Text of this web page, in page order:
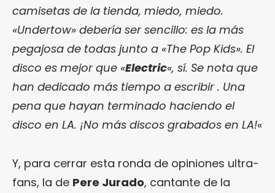
camisetas de la tienda, miedo, miedo.
«Undertow» debería ser sencillo: es la más
pegajosa de todas junto a «The Pop Kids». El
disco es mejor que «Electric«, sí. Se nota que
han dedicado más tiempo a escribir . Una
pena que hayan terminado haciendo el
disco en LA. ¡No más discos grabados en LA!«
Y, para cerrar esta ronda de opiniones ultra-
fans, la de Pere Jurado, cantante de la